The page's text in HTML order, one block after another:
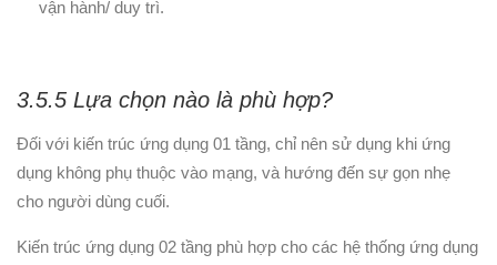
vận hành/ duy trì.
3.5.5 Lựa chọn nào là phù hợp?
Đối với kiến trúc ứng dụng 01 tầng, chỉ nên sử dụng khi ứng
dụng không phụ thuộc vào mạng, và hướng đến sự gọn nhẹ
cho người dùng cuối.
Kiến trúc ứng dụng 02 tầng phù hợp cho các hệ thống ứng dụng